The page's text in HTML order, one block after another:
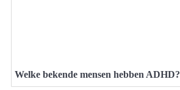
Welke bekende mensen hebben ADHD?